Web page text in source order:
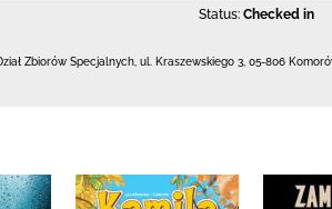
Status: Checked in
Zbiorów Specjalnych, ul. Kraszewskiego 3 05-806